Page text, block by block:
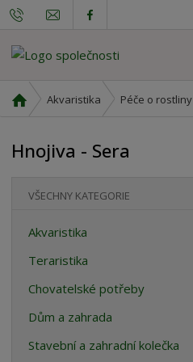
v
d
s
r
a
a
Akvaristika Péče o rostliny
Hnojiva - Sera
VŠECHNY KATEGORIE
Akvaristika
Teraristika
Chovatelské potřeby
Dům a zahrada
Stavební a zahradní kolečka